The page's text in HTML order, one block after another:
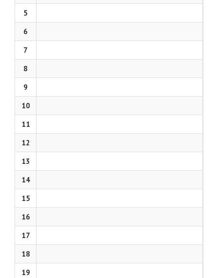
5
6
7
8
9
10
11
12
13
14
15
16
17
18
19